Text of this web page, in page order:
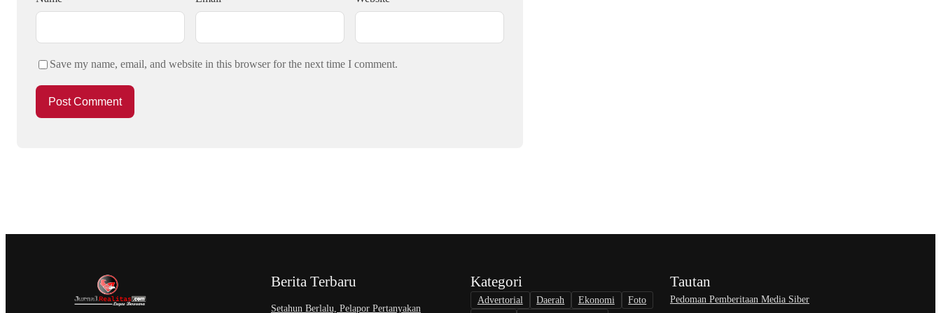
Save my name, email, and website in this browser for the next time I comment.
Berita Terbaru
Setahun Berlalu, Pelapor Pertanyakan
Kategori
Advertorial Daerah Ekonomi
Foto
Tautan
Pedoman Pemberitaan Media Siber